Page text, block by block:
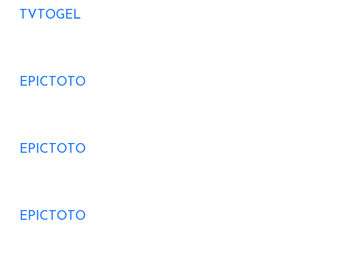
TVTOGEL
EPICTOTO
EPICTOTO
EPICTOTO